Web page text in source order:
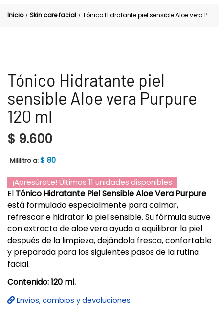
Inicio / Skin care facial / Tónico Hidratante piel sensible Aloe vera Purpure 120 ml
Tónico Hidratante piel
sensible Aloe vera Purpure
120 ml
$ 9.600
Mililitro a:$ 80
¡Apresúrate! Últimas 11 unidades disponibles
El Tónico Hidratante Piel Sensible Aloe Vera Purpure
está formulado especialmente para calmar,
refrescar e hidratar la piel sensible. Su fórmula suave
con extracto de aloe vera ayuda a equilibrar la piel
después de la limpieza, dejándola fresca, confortable
y preparada para los siguientes pasos de la rutina
facial.
Contenido: 120 ml.
Envíos, cambios y devoluciones